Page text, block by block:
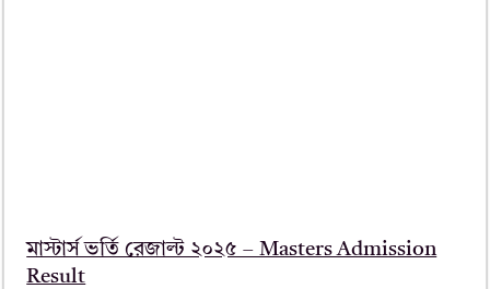
মাস্টার্স ভর্তি রেজাল্ট ২০২৫ – Masters Admission
Result